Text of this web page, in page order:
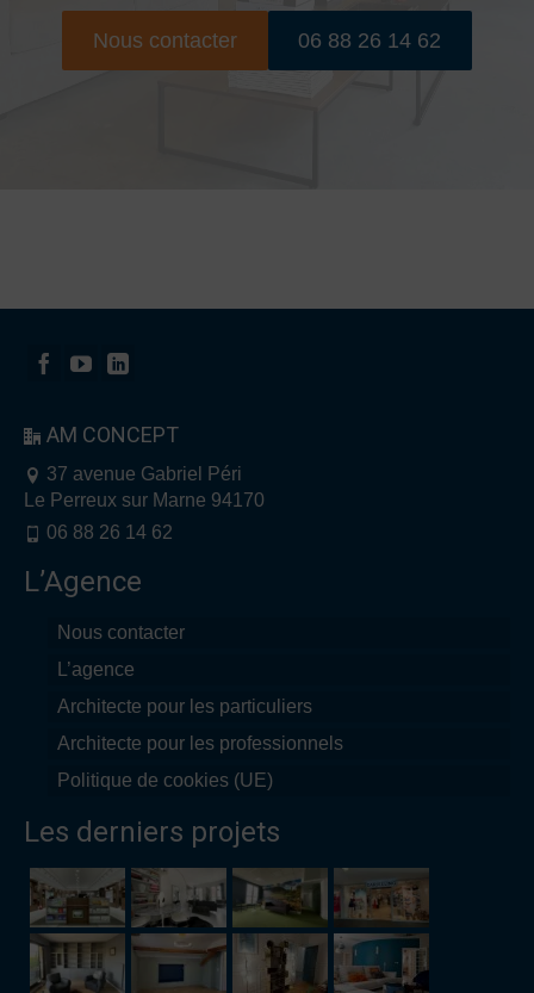
Nous contacter 06 88 26 14 62
AM CONCEPT
37 avenue Gabriel Péri
Le Perreux sur Marne 94170
06 88 26 14 62
L’Agence
Nous contacter
L’agence
Architecte pour les particuliers
Architecte pour les professionnels
Politique de cookies (UE)
Les derniers projets